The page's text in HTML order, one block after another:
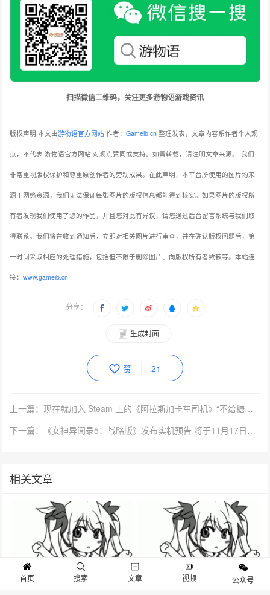
扫描微信二维码，关注更多游物语游戏资讯
版权声明:本文由游物语官方网站 作者：Gameib.cn 整理发表，文章内容系作者个人观
点，不代表 游物语官方网站 对观点赞同或支持。如需转载，请注明文章来源。 我们
非常重视版权保护和尊重原创作者的劳动成果。在此声明，本平台所使用的图片均来
源于网络资源，我们无法保证每张图片的版权信息都能得到核实。如果图片的版权所
有者发现我们使用了您的作品，并且您对此有异议，请您通过后台留言系统与我们取
得联系。我们将在收到通知后，立即对相关图片进行审查，并在确认版权问题后，第
一时间采取相应的处理措施，包括但不限于删除图片、向版权所有者致歉等。本站连
接：www.gameib.cn
分享：
生成封面
赞 21
上一篇：现在就加入 Steam 上的《阿拉斯加卡车司机》“不给糖就偷油”活动吧！
下一篇：《女神异闻录5：战略版》发布实机预告 将于11月17日发售
相关文章
《赛博朋克2077》提早偷跑20分
核事故冒险生存游戏
首页 搜索 文章 视频 公众号